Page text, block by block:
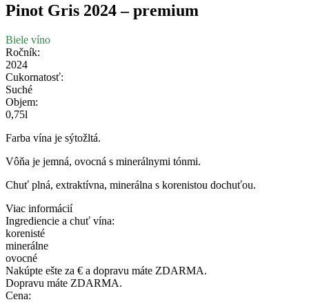
Pinot Gris 2024 – premium
Biele víno
Ročník:
2024
Cukornatosť:
Suché
Objem:
0,75l
Farba vína je sýtožltá.
Vôňa je jemná, ovocná s minerálnymi tónmi.
Chuť plná, extraktívna, minerálna s korenistou dochuťou.
Viac informácií
Ingrediencie a chuť vína:
korenisté
minerálne
ovocné
Nakúpte ešte za € a dopravu máte ZDARMA.
Dopravu máte ZDARMA.
Cena: